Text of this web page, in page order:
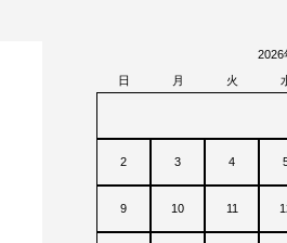
2026
日
月 火
2 3 4
9 10 11